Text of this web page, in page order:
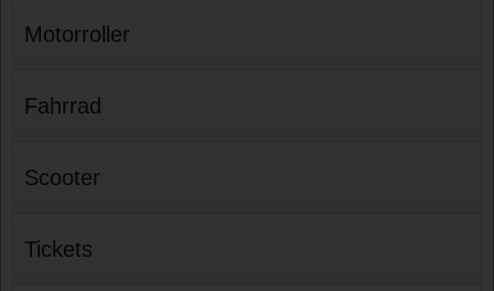
Motorroller
Fahrrad
Scooter
Tickets